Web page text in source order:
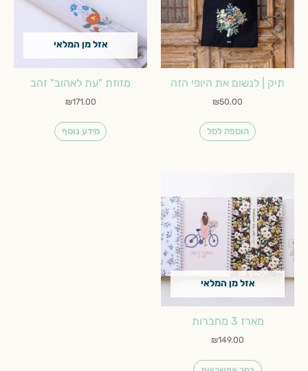
תיק | לנשום את היופי הזה
₪50.00
הוספה לסל
אזל מן המלאי
מזוזת "עת לאהוב" זהב
₪171.00
מידע נוסף
אזל מן המלאי
מארז 3 מחברות
₪149.00
מספר
סוגים.
ניתן
לבחור
האפשרויות